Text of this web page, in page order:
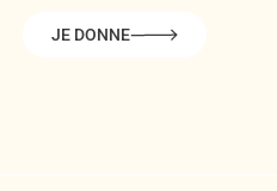
JE DONNE